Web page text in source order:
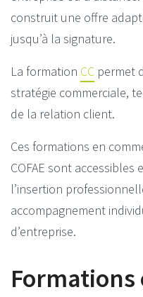
construit une offre
jusqu’à la signature.
La formation CC permet
stratégie commerciale,
de la relation client.
Ces formations en
COFAE sont
l’insertion
accompagnement
d’entreprise.
Formations